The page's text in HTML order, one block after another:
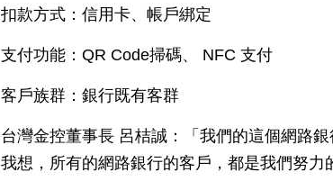
扣款方式：信用卡、帳戶綁定
支付功能：QR Code掃碼、 NFC 支付
客戶族群：銀行既有客群
台灣金控董事長 呂桔誠：「我們的這個網路
我想，所有的網路銀行的客戶，都是我們努力